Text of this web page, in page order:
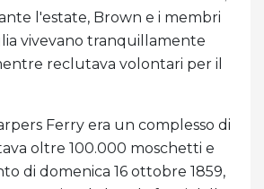
l'estate, Brown e i membri
vivevano tranquillamente
reclutava volontari per il
Ferry era un complesso di
oltre 100.000 moschetti e
di domenica 16 ottobre 1859,